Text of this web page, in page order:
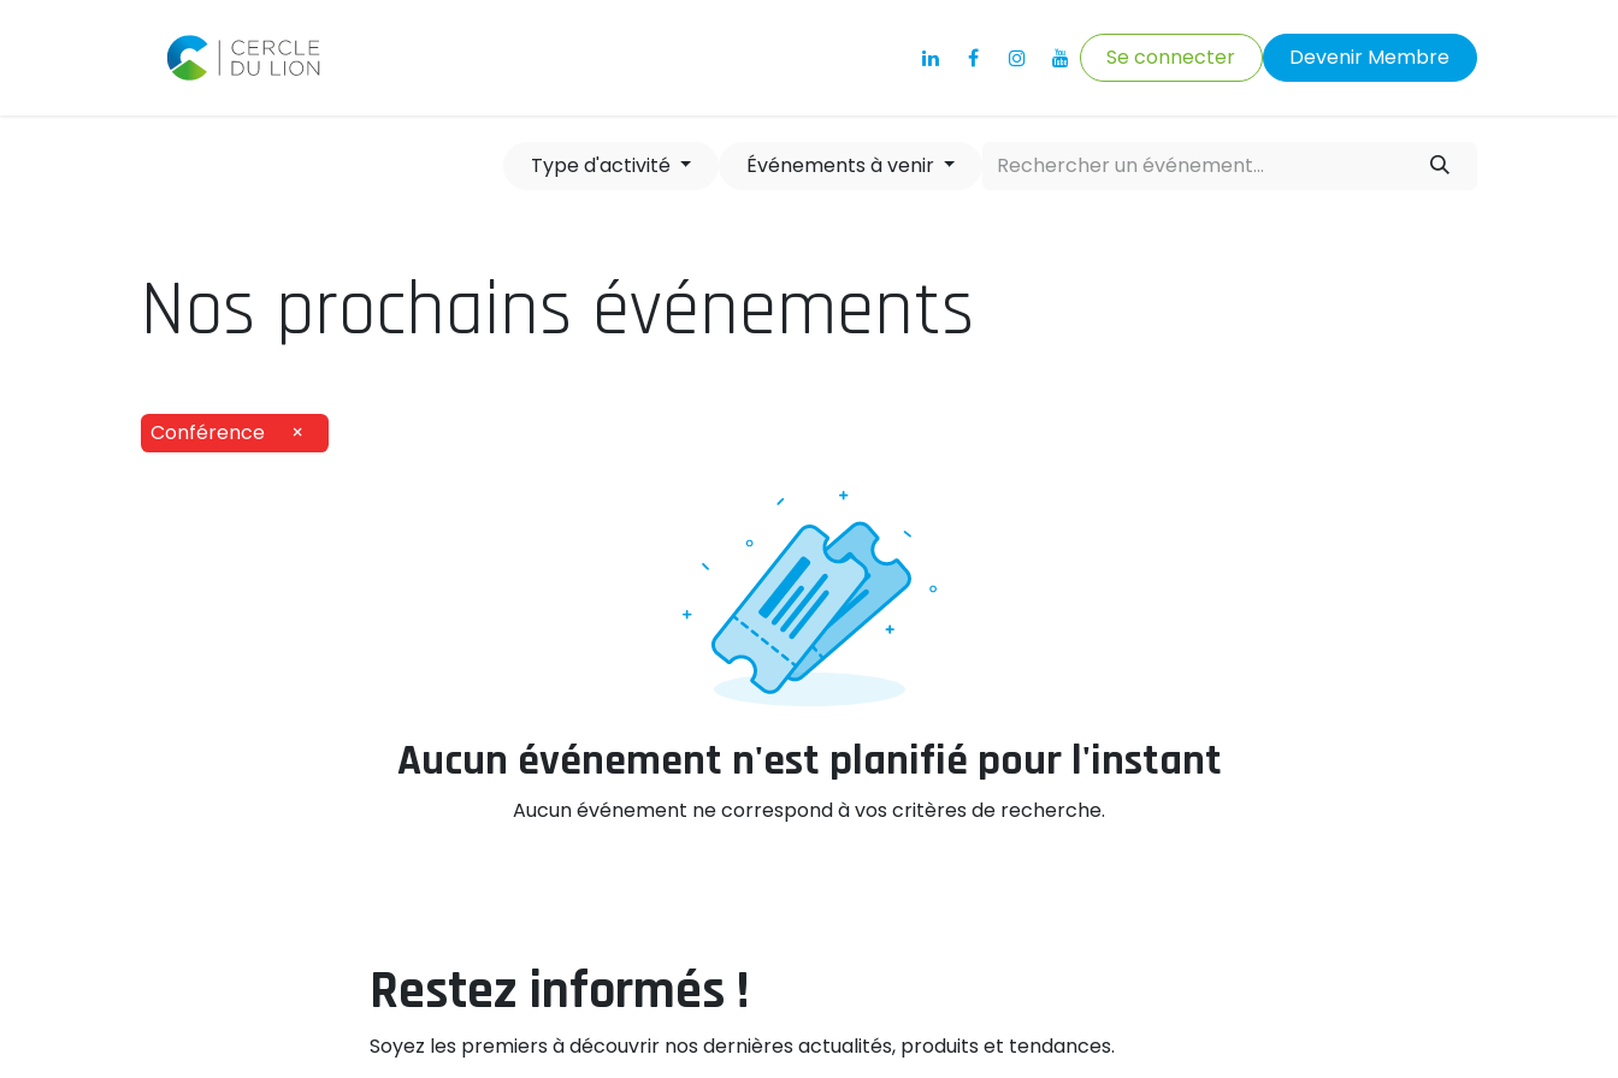
Actualités Se connecter Devenir Membre
Type d'activité Événements à venir
Nos prochains événements
Conférence ×
Aucun événement n'est planifié pour l'instant
Aucun événement ne correspond à vos critères de recherche.
Restez informés !
Soyez les premiers à découvrir nos dernières actualités, produits et tendances.